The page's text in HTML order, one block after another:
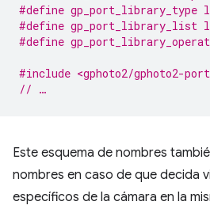
#define gp_port_library_type
#define gp_port_library_list
#define
#include <gphoto2/gphoto2-
// …
Este esquema de nombres
nombres en caso de que decida
específicos de la cámara en la